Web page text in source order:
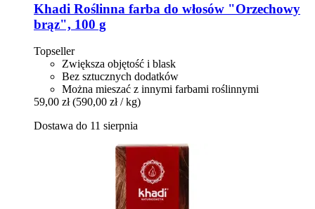
Khadi Roślinna farba do włosów "Orzechowy
brąz", 100 g
Topseller
Zwiększa objętość i blask
Bez sztucznych dodatków
Można mieszać z innymi farbami roślinnymi
59,00 zł (590,00 zł / kg)
Dostawa do 11 sierpnia